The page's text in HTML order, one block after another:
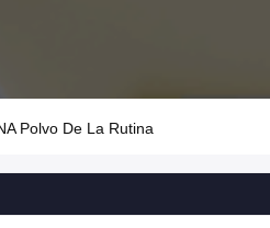
Polvo De La Rutina